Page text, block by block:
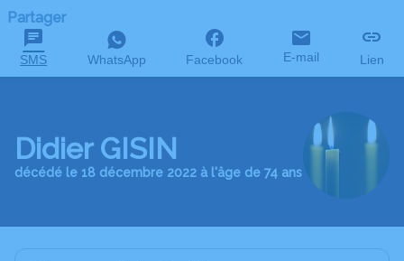
Partager
SMS WhatsApp Facebook E-mail Lien
Didier GISIN
décédé le 18 décembre 2022 à l'âge de 74 ans